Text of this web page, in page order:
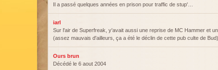
Il a passé quelques années en prison pour traffic de stup'…
iarl
Sur l'air de Superfreak, y'avait aussi une reprise de MC Hammer et
(assez mauvais d'ailleurs, ça a été le déclin de cette pub culte de Bud)
Ours brun
Décédé le 6 aout 2004